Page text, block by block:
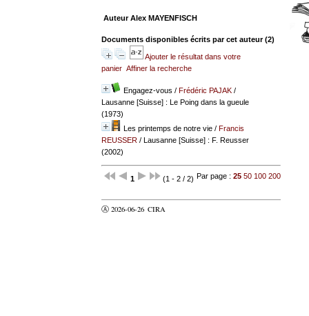
Auteur Alex MAYENFISCH
Documents disponibles écrits par cet auteur (2)
Ajouter le résultat dans votre
panier Affiner la recherche
Engagez-vous / Frédéric PAJAK/
Lausanne [Suisse] : Le Poing dans la gueule
(1973)
Les printemps de notre vie/ Francis
REUSSER/ Lausanne [Suisse] : F. Reusser
(2002)
1 (1 - 2 / 2) Par page : 25 50 100 200
Ⓐ 2026-06-26 CIRA